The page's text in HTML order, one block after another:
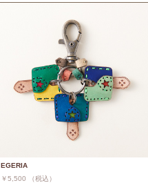
EGERIA
￥5,500 （税込）